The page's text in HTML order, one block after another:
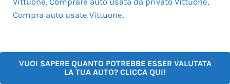
Vittuone, Comprare auto usata da privato Vittuone,
Compra auto usate Vittuone,
VUOI SAPERE QUANTO POTREBBE ESSER VALUTATA
LA TUA AUTO? CLICCA QUI!